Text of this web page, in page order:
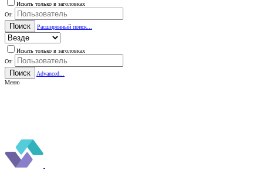
Искать только в заголовках
От:
Поиск Расширенный поиск...
Искать только в заголовках
От:
Поиск
Advanced...
Меню